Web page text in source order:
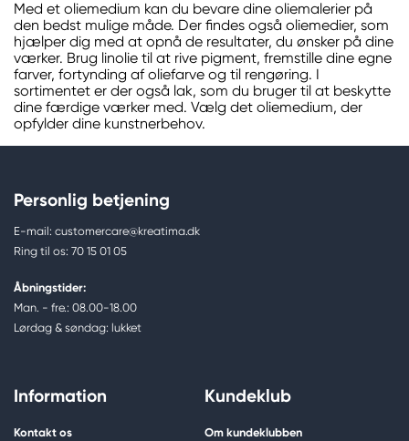
Med et oliemedium kan du bevare dine oliemalerier på
den bedst mulige måde. Der findes også oliemedier, som
hjælper dig med at opnå de resultater, du ønsker på dine
værker. Brug linolie til at rive pigment, fremstille dine egne
farver, fortynding af oliefarve og til rengøring. I
sortimentet er der også lak, som du bruger til at beskytte
dine færdige værker med. Vælg det oliemedium, der
opfylder dine kunstnerbehov.
Personlig betjening
E-mail: customercare@kreatima.dk
Ring til os: 70 15 01 05
Åbningstider:
Man. - fre.: 08.00-18.00
Lørdag & søndag: lukket
Information
Kontakt os
Kundeklub
Om kundeklubben